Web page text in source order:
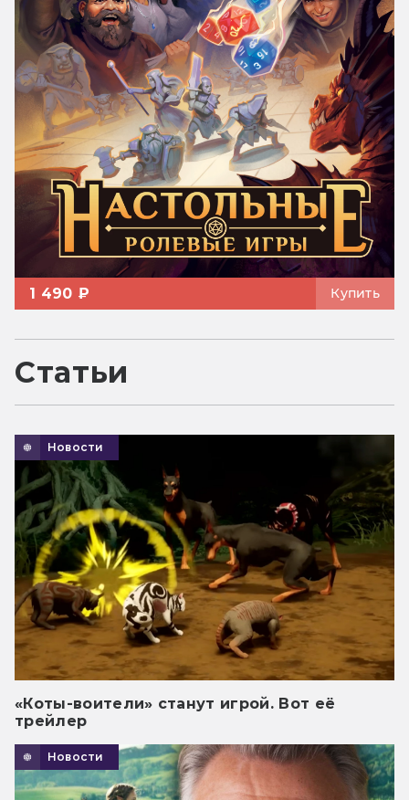
1 490 ₽ Купить
Статьи
Новости
«Коты-воители» станут игрой. Вот её
трейлер
Новости